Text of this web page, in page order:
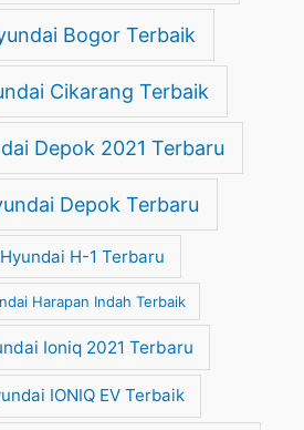
Bogor Terbaik
Cikarang Terbaik
Depok 2021 Terbaru
Depok Terbaru
H-1 Terbaru
Harapan Indah Terbaik
Ioniq 2021 Terbaru
IONIQ EV Terbaik